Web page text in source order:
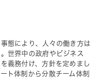
態により、人々の働き方は
世界中の政府やビジネス
義務付け、方針を定めまし
ト体制から分散チーム体制